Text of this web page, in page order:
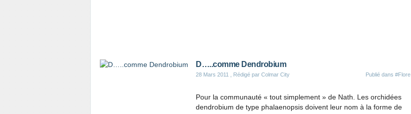
D…..comme Dendrobium
28 Mars 2011 , Rédigé par Colmar City Publié dans #Flore
Pour la communauté « tout simplement » de Nath. Les orchidées
dendrobium de type phalaenopsis doivent leur nom à la forme de